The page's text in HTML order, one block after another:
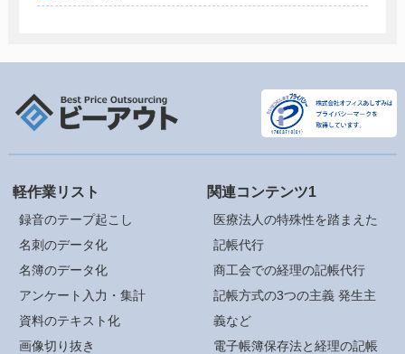
軽作業リスト
録音のテープ起こし
名刺のデータ化
名簿のデータ化
アンケート入力・集計
資料のテキスト化
画像切り抜き
関連コンテンツ1
医療法人の特殊性を踏まえた
記帳代行
商工会での経理の記帳代行
記帳方式の3つの主義 発生主
義など
電子帳簿保存法と経理の記帳